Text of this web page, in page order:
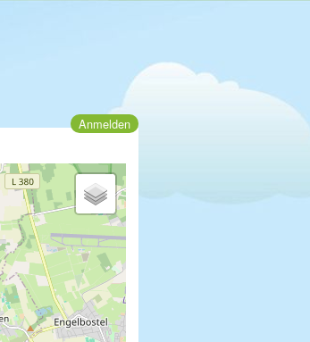
Anmelden